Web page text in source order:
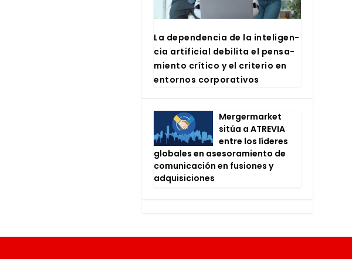
La depen­den­cia de la inte­li­gen­
cia arti­fi­cial debi­li­ta el pen­sa­
mien­to crí­ti­co y el cri­te­rio en
entor­nos cor­po­ra­ti­vos
Mer­ger­mar­ket
sitúa a ATRE­VIA
entre los líde­res
glo­ba­les en ase­so­ra­mien­to de
comu­ni­ca­ción en fusio­nes y
adqui­si­cio­nes